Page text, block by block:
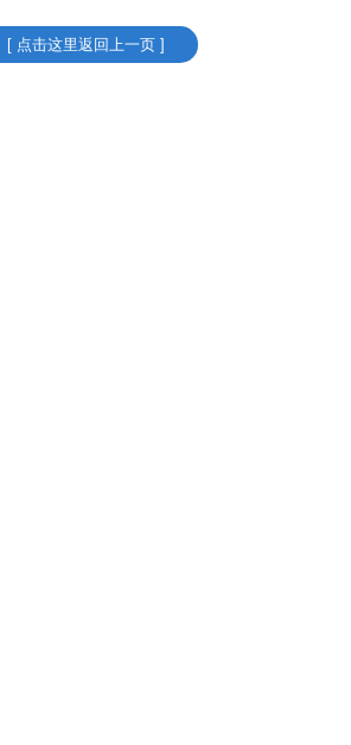
[ 点击这里返回上一页 ]